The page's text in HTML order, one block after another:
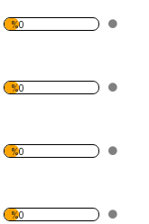
%0
%0
%0
%0